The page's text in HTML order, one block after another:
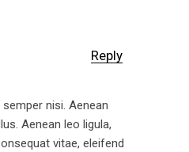
Reply
nisi. Aenean
Aenean leo ligula,
vitae, eleifend